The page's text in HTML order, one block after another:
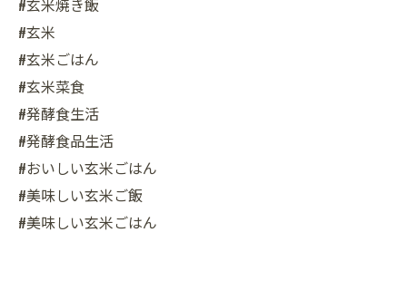
#玄米
#玄米ごはん
#玄米菜食
#発酵食生活
#発酵食品生活
#おいしい玄米ごはん
#美味しい玄米ご飯
#美味しい玄米ごはん